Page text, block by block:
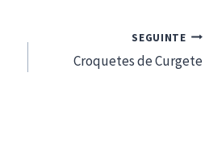
SEGUINTE
Croquetes de Curgete